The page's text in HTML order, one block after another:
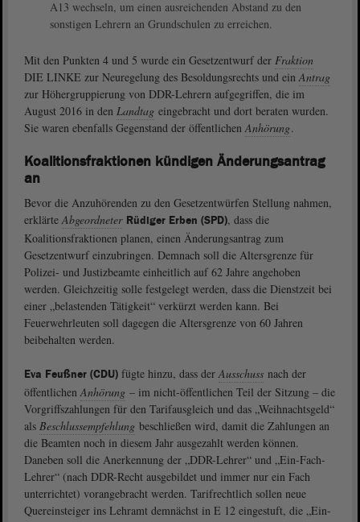
A13 wechseln, um einen ausreichenden Abstand zu den
sonstigen Lehrern an Grundschulen zu erreichen.
Mit den Punkten 4 und 5 wurde ein Gesetzentwurf der Fraktion
DIE LINKE zur Neuregelung des Besoldungsrechts und einAntrag
zur Höhergruppierung von DDR-Lehrern aufgegriffen, die im
August 2016 in den Landtag eingebracht und dort beraten wurden.
Sie waren ebenfalls Gegenstand der öffentlichenAnhörung.
Koalitionsfraktionen kündigen Änderungsantrag
an
Bevor die Anzuhörenden zu den Gesetzentwürfen Stellung nahmen,
erklärteAbgeordneter Rüdiger Erben (SPD), dass die
Koalitionsfraktionen planen, einen Änderungsantrag zum
Gesetzentwurf einzubringen. Demnach soll die Altersgrenze für
Polizei- und Justizbeamte einheitlich auf 62 Jahre angehoben
werden. Gleichzeitig solle festgelegt werden, dass die Dienstzeit bei
einer „belastenden Tätigkeit“ verkürzt werden kann. Bei
Feuerwehrleuten soll dagegen die Altersgrenze von 60 Jahren
beibehalten werden.
Eva Feußner (CDU) fügte hinzu, dass derAusschuss nach der
öffentlichenAnhörung – im nicht-öffentlichen Teil der Sitzung – die
Vorgriffszahlungen für den Tarifausgleich und das „Weihnachtsgeld“
als Beschlussempfehlung beschließen wird, damit die Zahlungen an
die Beamten noch in diesem Jahr ausgezahlt werden können.
Daneben soll die Anerkennung der „DDR-Lehrer“ und „Ein-Fach-
Lehrer“ (nach DDR-Recht ausgebildet und immer nur ein Fach
unterrichtet) vorangebracht werden. Tarifrechtlich sollen neue
Quereinsteiger ins Lehramt demnächst in E 12 eingestuft, die „Ein-